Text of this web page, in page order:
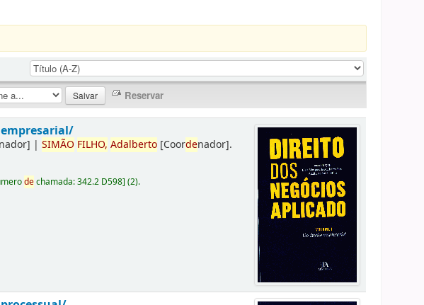
nador] |SIMÃO FILHO, Adalberto [Coordenador].
dechamada:342.2 D598](2).